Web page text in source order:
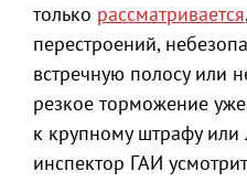
только рассматривается
перестроений,
встречную полосу или
резкое торможение
к крупному штрафу
инспектор ГАИ